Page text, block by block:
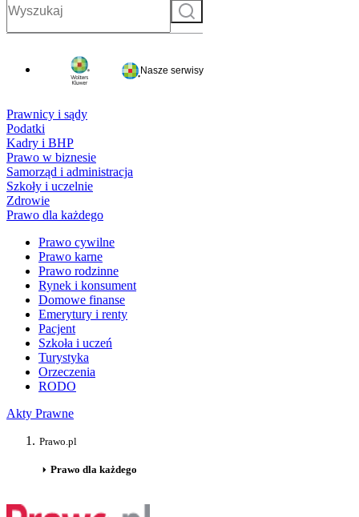
Szukaj
Nasze serwisy
Prawnicy i sądy
Podatki
Kadry i BHP
Prawo w biznesie
Samorząd i administracja
Szkoły i uczelnie
Zdrowie
Prawo dla każdego
Prawo cywilne
Prawo karne
Prawo rodzinne
Rynek i konsument
Domowe finanse
Emerytury i renty
Pacjent
Szkoła i uczeń
Turystyka
Orzeczenia
RODO
Akty Prawne
Prawo.pl
Prawo dla każdego